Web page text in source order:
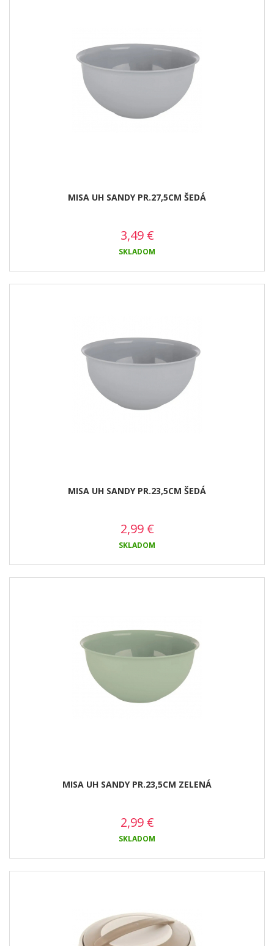
MISA UH SANDY PR.27,5CM ŠEDÁ
3,49 €
SKLADOM
MISA UH SANDY PR.23,5CM ŠEDÁ
2,99 €
SKLADOM
MISA UH SANDY PR.23,5CM ZELENÁ
2,99 €
SKLADOM